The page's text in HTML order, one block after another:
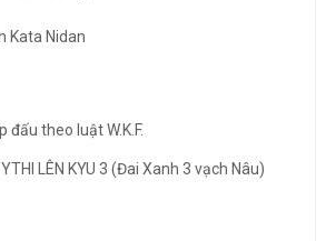
Nidan
đấu theo luật W.K.F.
LÊN KYU 3 (Đai Xanh 3 vạch Nâu)